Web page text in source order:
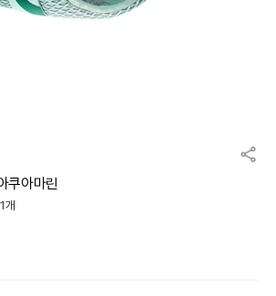
쿠아마린
개